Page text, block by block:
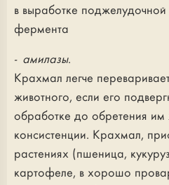
в выработке
фермента
- амилазы.
Крахмал легче
животного, если его
обработке до обретения им
консистенции. Крахмал,
растениях (пшеница,
картофеле, в хорошо